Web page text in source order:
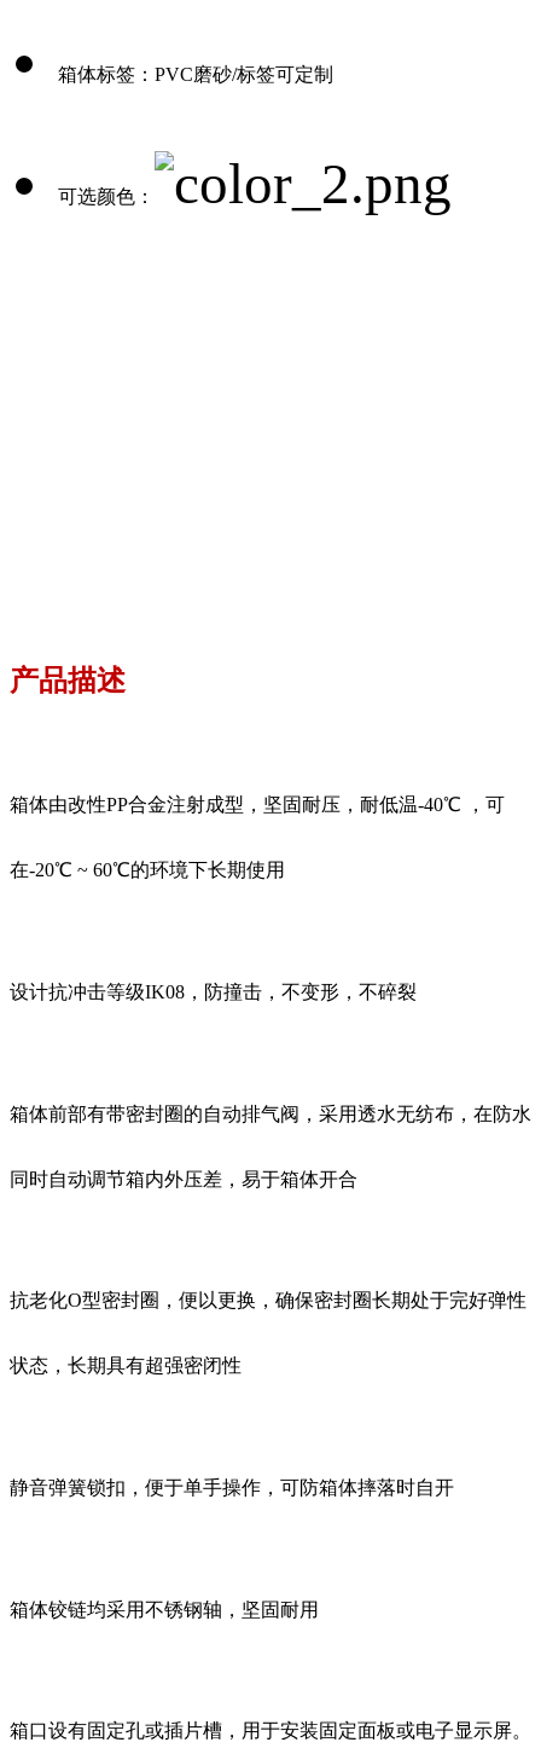
箱体标签：PVC磨砂/标签可定制
可选颜色：
产品描述
箱体由改性PP合金注射成型，坚固耐压，耐低温-40℃ ，可
在-20℃ ~ 60℃的环境下长期使用
设计抗冲击等级IK08，防撞击，不变形，不碎裂
箱体前部有带密封圈的自动排气阀，采用透水无纺布，在防水
同时自动调节箱内外压差，易于箱体开合
抗老化O型密封圈，便以更换，确保密封圈长期处于完好弹性
状态，长期具有超强密闭性
静音弹簧锁扣，便于单手操作，可防箱体摔落时自开
箱体铰链均采用不锈钢轴，坚固耐用
箱口设有固定孔或插片槽，用于安装固定面板或电子显示屏。